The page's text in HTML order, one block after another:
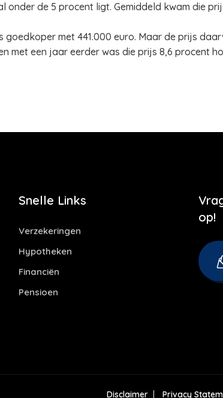
de 5 procent ligt. Gemiddeld kwam die
met 441.000 euro. Maar de prijs
met een jaar eerder was die prijs 8,6 procent
Snelle Links
Verzekeringen
Hypotheken
Financiën
Pensioen
op!
Disclaimer Privacy